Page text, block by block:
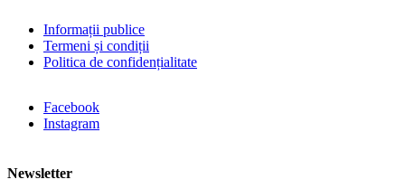
Informații publice
Termeni și condiții
Politica de confidențialitate
Facebook
Instagram
Newsletter